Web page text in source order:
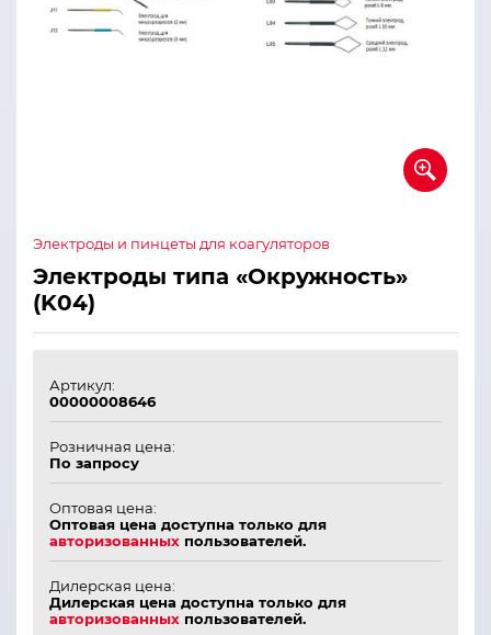
Электроды и пинцеты для коагуляторов
Электроды типа «Окружность»
(K04)
Артикул:
00000008646
Розничная цена:
По запросу
Оптовая цена:
Оптовая цена доступна только для
авторизованных пользователей.
Дилерская цена:
Дилерская цена доступна только для
авторизованных пользователей.